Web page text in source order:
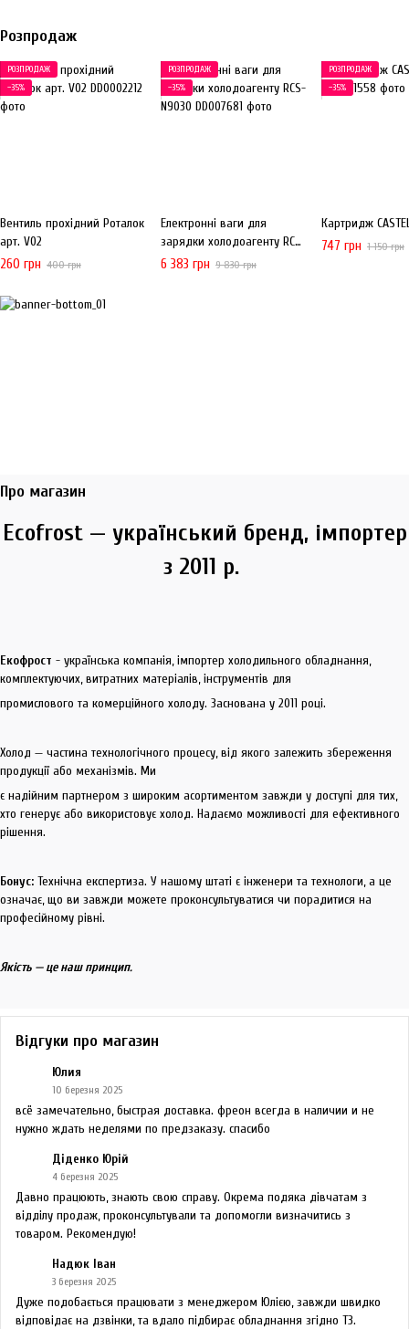
Розпродаж
РОЗПРОДАЖ
−35%
Вентиль прохідний Роталок
арт. V02
260 грн 400 грн
РОЗПРОДАЖ
−35%
Електронні ваги для
зарядки холодоагенту RCS-
N9030
6 383 грн 9 830 грн
РОЗПРОДАЖ
−35%
Картридж
747 грн 1 150 грн
Про магазин
Ecofrost — український бренд, імпортер
з 2011 р.
Екофрост - українська компанія, імпортер холодильного обладнання,
комплектуючих, витратних матеріалів, інструментів для
промислового та комерційного холоду. Заснована у 2011 році.
Холод — частина технологічного процесу, від якого залежить збереження
продукції або механізмів. Ми
є надійним партнером з широким асортиментом завжди у доступі для тих,
хто генерує або використовує холод. Надаємо можливості для ефективного
рішення.
Бонус: Технічна експертиза. У нашому штаті є інженери та технологи, а це
означає, що ви завжди можете проконсультуватися чи порадитися на
професійному рівні.
Якість — це наш принцип.
Відгуки про магазин
Юлия
10 березня 2025
всё замечательно, быстрая доставка. фреон всегда в наличии и не
нужно ждать неделями по предзаказу. спасибо
Діденко Юрій
4 березня 2025
Давно працюють, знають свою справу. Окрема подяка дівчатам з
відділу продаж, проконсультували та допомогли визначитись з
товаром. Рекомендую!
Надюк Іван
3 березня 2025
Дуже подобається працювати з менеджером Юлією, завжди швидко
відповідає на дзвінки, та вдало підбирає обладнання згідно ТЗ.